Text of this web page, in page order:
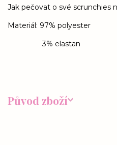
Jak pečovat o své scrunchies
Materiál: 97% polyester
3% elastan
Původ zboží